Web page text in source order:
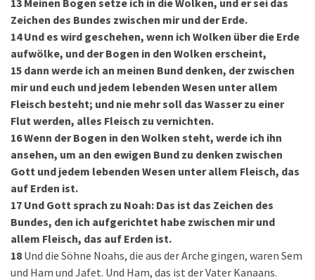
13 Meinen Bogen setze ich in die Wolken, und er sei das
Zeichen des Bundes zwischen mir und der Erde.
14 Und es wird geschehen, wenn ich Wolken über die Erde
aufwölke, und der Bogen in den Wolken erscheint,
15 dann werde ich an meinen Bund denken, der zwischen
mir und euch und jedem lebenden Wesen unter allem
Fleisch besteht; und nie mehr soll das Wasser zu einer
Flut werden, alles Fleisch zu vernichten.
16Wenn der Bogen in den Wolken steht, werde ich ihn
ansehen, um an den ewigen Bund zu denken zwischen
Gott und jedem lebenden Wesen unter allem Fleisch, das
auf Erden ist.
17 Und Gott sprach zu Noah: Das ist das Zeichen des
Bundes, den ich aufgerichtet habe zwischen mir und
allem Fleisch, das auf Erden ist.
18 Und die Söhne Noahs, die aus der Arche gingen, waren Sem
und Ham und Jafet. Und Ham, das ist der Vater Kanaans.